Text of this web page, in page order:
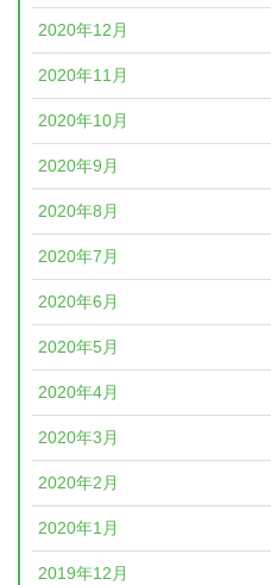
2020年12月
2020年11月
2020年10月
2020年9月
2020年8月
2020年7月
2020年6月
2020年5月
2020年4月
2020年3月
2020年2月
2020年1月
2019年12月